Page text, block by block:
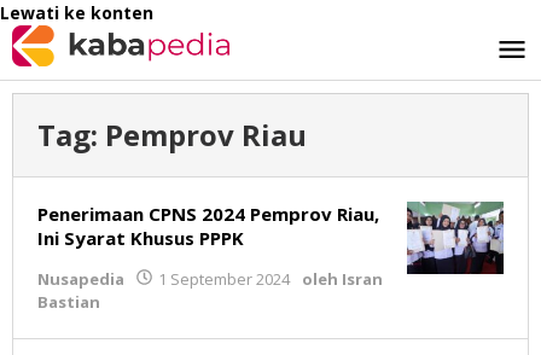
Lewati ke konten
Tag: Pemprov Riau
Penerimaan CPNS 2024 Pemprov Riau,
Ini Syarat Khusus PPPK
Nusapedia 1 September 2024 oleh Isran
Bastian